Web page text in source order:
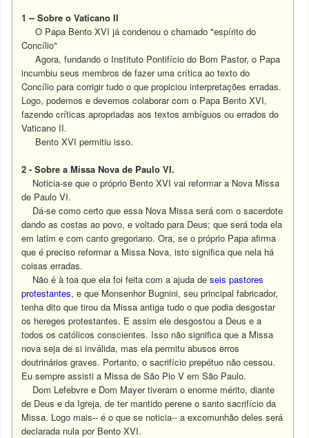
1 -- Sobre o Vaticano II
O Papa Bento XVI já condenou o chamado "espírito do
Concílio"
Agora, fundando o Instituto Pontifício do Bom Pastor, o Papa
incumbiu seus membros de fazer uma crítica ao texto do
Concílio para corrigir tudo o que propiciou interpretações erradas.
Logo, podemos e devemos colaborar com o Papa Bento XVI,
fazendo críticas apropriadas aos textos ambíguos ou errados do
Vaticano II.
Bento XVI permitiu isso.
2 - Sobre a Missa Nova de Paulo VI.
Noticia-se que o próprio Bento XVI vai reformar a Nova Missa
de Paulo VI.
Dá-se como certo que essa Nova Missa será com o sacerdote
dando as costas ao povo, e voltado para Deus; que será toda ela
em latim e com canto gregoriano. Ora, se o próprio Papa afirma
que é preciso reformar a Missa Nova, isto significa que nela há
coisas erradas.
Não é à toa que ela foi feita com a ajuda deseis pastores
protestantes, e que Monsenhor Bugnini, seu principal fabricador,
tenha dito que tirou da Missa antiga tudo o que podia desgostar
os hereges protestantes. E assim ele desgostou a Deus e a
todos os católicos conscientes. Isso não significa que a Missa
nova seja de si inválida, mas ela permitu abusos erros
doutrinários graves. Portanto, o sacrifício prepétuo não cessou.
Eu sempre assisti a Missa de São Pio V em São Paulo.
Dom Lefebvre e Dom Mayer tiveram o enorme mérito, diante
de Deus e da Igreja, de ter mantido perene o santo sacrifício da
Missa. Logo mais-- é o que se noticia-- a excomunhão deles será
declarada nula por Bento XVI.